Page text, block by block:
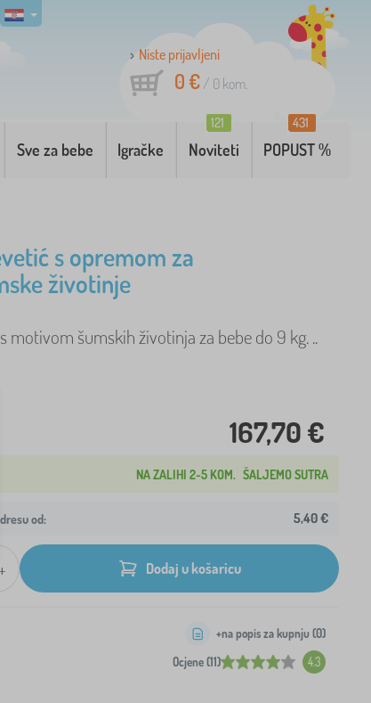
Niste prijavljeni
0 €/ 0 kom.
Sve za bebe Igračke Noviteti
121
POPUST %
431
s opremom za
životinje
motivom šumskih životinja za bebe do 9 kg. ..
167,70 €
NA ZALIHI 2-5 KOM. ŠALJEMO SUTRA
od: 5,40 €
+ Dodaj u košaricu
Ocjene (11) 4.3
+na popis za kupnju (0)